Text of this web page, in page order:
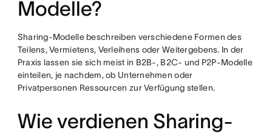
Modelle?
Sharing-Modelle beschreiben verschiedene Formen des
Teilens, Vermietens, Verleihens oder Weitergebens. In der
Praxis lassen sie sich meist in B2B-, B2C- und P2P-Modelle
einteilen, je nachdem, ob Unternehmen oder
Privatpersonen Ressourcen zur Verfügung stellen.
Wie verdienen Sharing-